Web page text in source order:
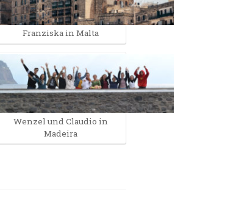
Franziska in Malta
Wenzel und Claudio in
Madeira